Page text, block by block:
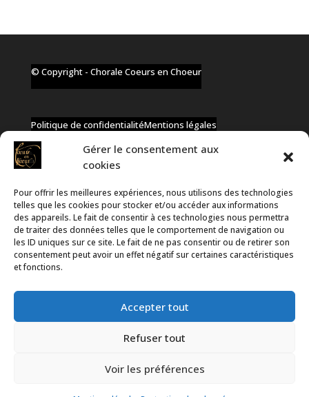
Gérer le consentement aux
cookies
Pour offrir les meilleures expériences, nous utilisons des technologies
telles que les cookies pour stocker et/ou accéder aux informations
des appareils. Le fait de consentir à ces technologies nous permettra
de traiter des données telles que le comportement de navigation ou
les ID uniques sur ce site. Le fait de ne pas consentir ou de retirer son
consentement peut avoir un effet négatif sur certaines caractéristiques
et fonctions.
Accepter tout
Refuser tout
Voir les préférences
© Copyright - Chorale Coeurs en Choeur
Politique de confidentialitéMentions légales
✆ +32 477 91 58 46
✉ infos@coeurs-en-choeur.be
Toute proposition de partenariat en développement sera